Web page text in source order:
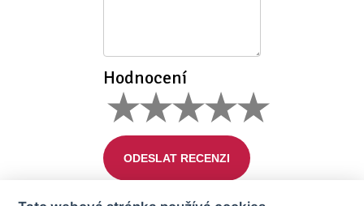
Hodnocení
ODESLAT RECENZI